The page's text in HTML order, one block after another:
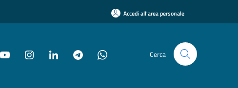
Accedi all'area personale
Cerca